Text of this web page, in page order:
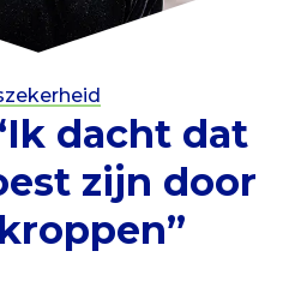
dacht dat
zijn door